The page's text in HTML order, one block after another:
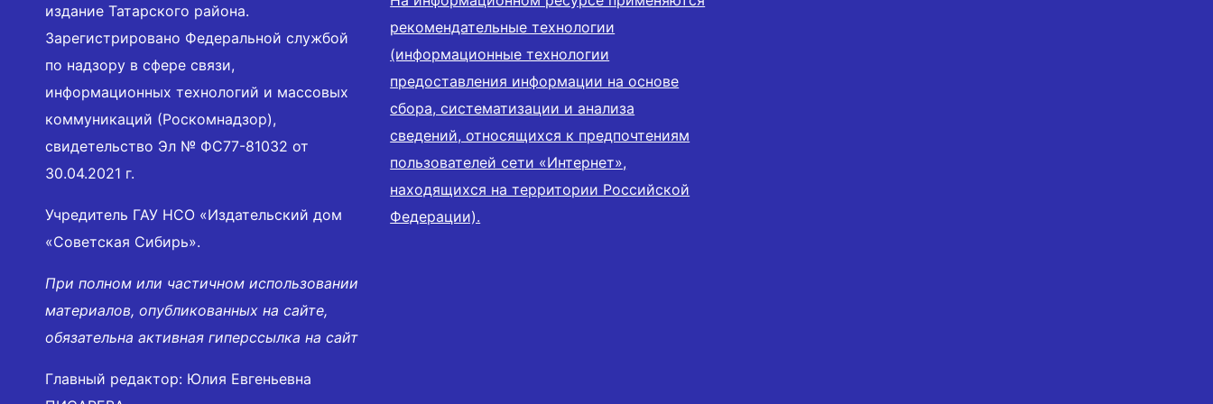
издание Татарского района.
Зарегистрировано Федеральной службой
по надзору в сфере связи,
информационных технологий и массовых
коммуникаций (Роскомнадзор),
свидетельство Эл № ФС77-81032 от
30.04.2021 г.
Учредитель ГАУ НСО «Издательский дом
«Советская Сибирь».
При полном или частичном использовании
материалов, опубликованных на сайте,
обязательна активная гиперссылка на сайт
Главный редактор: Юлия Евгеньевна
рекомендательные технологии
(информационные технологии
предоставления информации на основе
сбора, систематизации и анализа
сведений, относящихся к предпочтениям
пользователей сети «Интернет»,
находящихся на территории Российской
Федерации).